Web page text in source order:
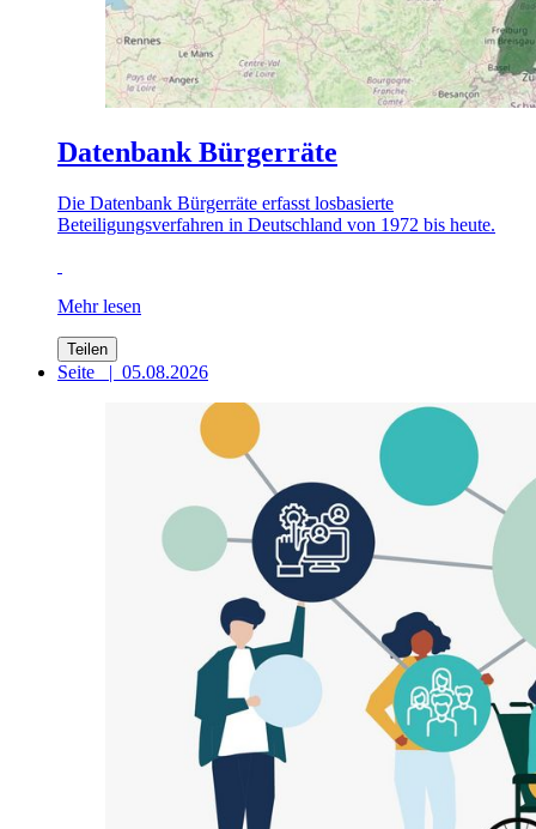
Datenbank Bürgerräte
Die Datenbank Bürgerräte erfasst losbasierte
Beteiligungsverfahren in Deutschland von 1972 bis heute.
Mehr lesen
Teilen
Seite | 05.08.2026